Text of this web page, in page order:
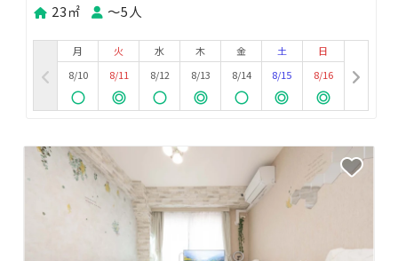
23㎡
〜5人
月
8/10
火
8/11
水
8/12
木
8/13
金
8/14
土
8/15
日
8/16